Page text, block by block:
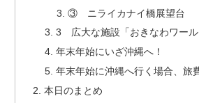
③ ニライカナイ橋展望台
3 広大な施設「おきなわワー
年末年始にいざ沖縄へ！
年末年始に沖縄へ行く場合、旅
本日のまとめ